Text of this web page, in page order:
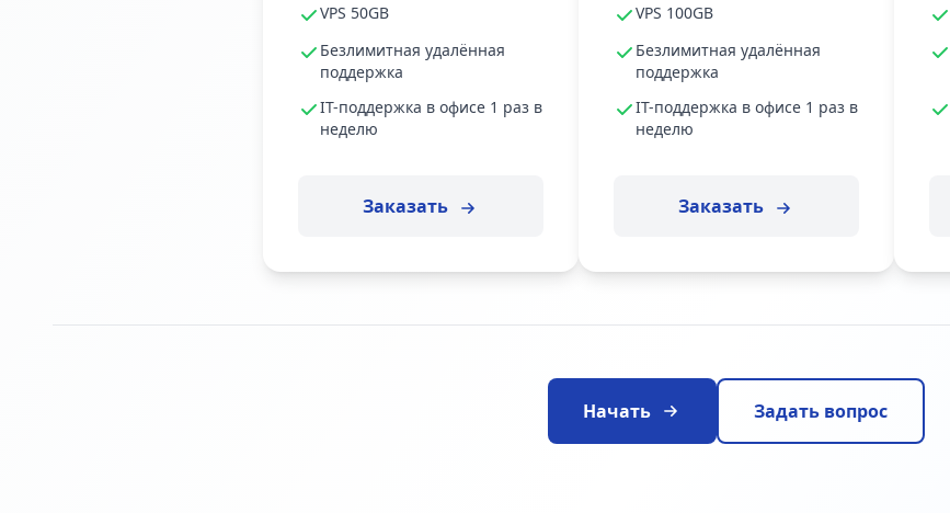
VPS 50GB
Безлимитная удалённая
поддержка
IT-поддержка в офисе 1 раз в
неделю
Заказать
VPS 100GB
Безлимитная удалённая
поддержка
IT-поддержка в офисе 1 раз в
неделю
Заказать
Начать Задать вопрос